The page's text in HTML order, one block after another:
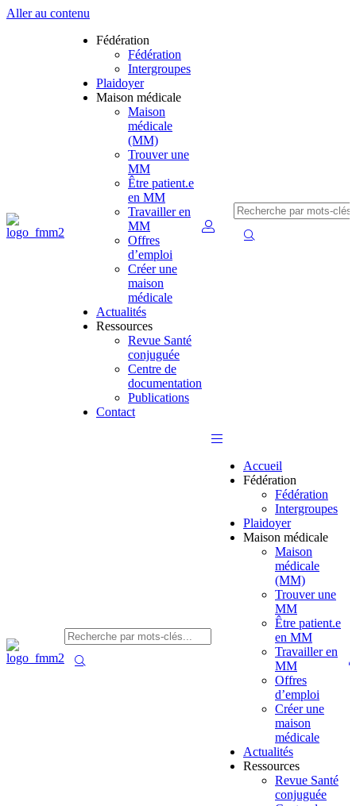
Aller au contenu
Fédération
Fédération
Intergroupes
Plaidoyer
Maison médicale
Maison
médicale
(MM)
Trouver une
MM
Être patient.e
en MM
Travailler en
MM
Offres
d’emploi
Créer une
maison
médicale
Actualités
Ressources
Revue Santé
conjuguée
Centre de
documentation
Publications
Contact
Accueil
Fédération
Fédération
Intergroupes
Plaidoyer
Maison médicale
Maison
médicale
(MM)
Trouver une
MM
Être patient.e
en MM
Travailler en
MM
Offres
d’emploi
Créer une
maison
médicale
Actualités
Ressources
Revue Santé
conjuguée